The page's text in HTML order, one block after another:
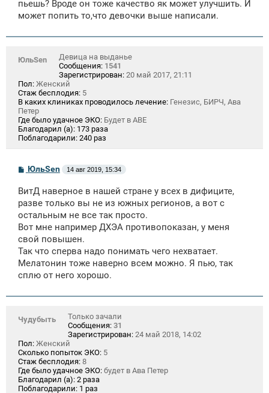
щ
н
е
пьешь? Вроде он тоже качество як может улучшить. И
может попить то,что девочки выше написали.
ЮльSen
Девица на выданье
Сообщения: 1541
Зарегистрирован: 20 май 2017, 21:11
Пол: Женский
Стаж бесплодия: 5
В каких клиниках проводилось лечение: Генезис, БИРЧ, Ава
Петер
Где было удачное ЭКО: Будет в АВЕ
Благодарил (а): 173 раза
Поблагодарили: 240 раз
С
б
щ
н
и
ЮльSen 14 авг 2019, 15:34
ВитД наверное в нашей стране у всех в дифиците,
разве только вы не из южных регионов, а вот с
остальным не все так просто.
Вот мне например ДХЭА противопоказан, у меня
свой повышен.
Так что сперва надо понимать чего нехватает.
Мелатонин тоже наверно всем можно. Я пью, так
сплю от него хорошо.
Чудубыть
Только зачали
Сообщения: 31
Зарегистрирован: 24 май 2018, 14:02
Пол: Женский
Сколько попыток ЭКО: 5
Стаж бесплодия: 8
Где было удачное ЭКО: будет в Ава Петер
Благодарил (а): 2 раза
Поблагодарили: 1 раз